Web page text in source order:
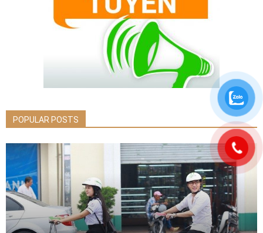
POPULAR POSTS